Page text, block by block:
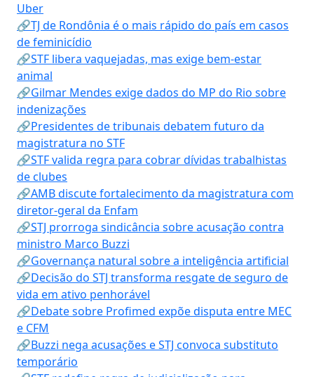
Uber
🔗TJ de Rondônia é o mais rápido do país em casos
de feminicídio
🔗STF libera vaquejadas, mas exige bem-estar
animal
🔗Gilmar Mendes exige dados do MP do Rio sobre
indenizações
🔗Presidentes de tribunais debatem futuro da
magistratura no STF
🔗STF valida regra para cobrar dívidas trabalhistas
de clubes
🔗AMB discute fortalecimento da magistratura com
diretor-geral da Enfam
🔗STJ prorroga sindicância sobre acusação contra
ministro Marco Buzzi
🔗Governança natural sobre a inteligência artificial
🔗Decisão do STJ transforma resgate de seguro de
vida em ativo penhorável
🔗Debate sobre Profimed expõe disputa entre MEC
e CFM
🔗Buzzi nega acusações e STJ convoca substituto
temporário